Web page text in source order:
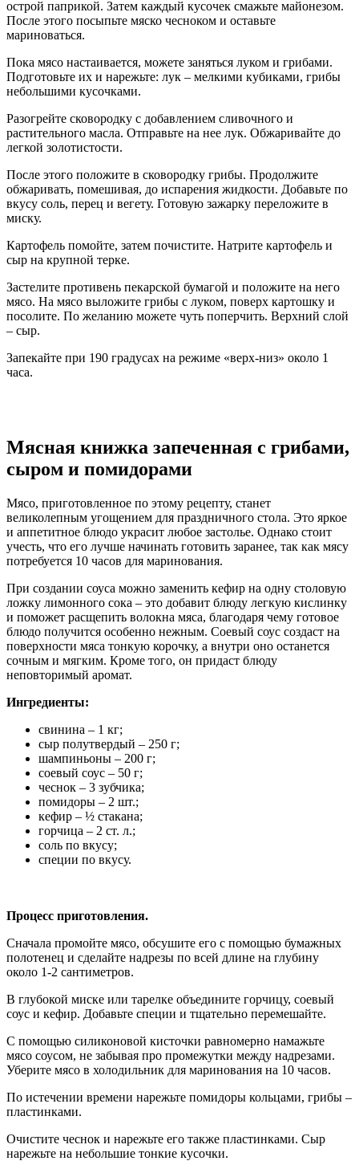
острой паприкой. Затем каждый кусочек смажьте майонезом.
После этого посыпьте мяско чесноком и оставьте
мариноваться.
Пока мясо настаивается, можете заняться луком и грибами.
Подготовьте их и нарежьте: лук – мелкими кубиками, грибы
небольшими кусочками.
Разогрейте сковородку с добавлением сливочного и
растительного масла. Отправьте на нее лук. Обжаривайте до
легкой золотистости.
После этого положите в сковородку грибы. Продолжите
обжаривать, помешивая, до испарения жидкости. Добавьте по
вкусу соль, перец и вегету. Готовую зажарку переложите в
миску.
Картофель помойте, затем почистите. Натрите картофель и
сыр на крупной терке.
Застелите противень пекарской бумагой и положите на него
мясо. На мясо выложите грибы с луком, поверх картошку и
посолите. По желанию можете чуть поперчить. Верхний слой
– сыр.
Запекайте при 190 градусах на режиме «верх-низ» около 1
часа.
Мясная книжка запеченная с грибами,
сыром и помидорами
Мясо, приготовленное по этому рецепту, станет
великолепным угощением для праздничного стола. Это яркое
и аппетитное блюдо украсит любое застолье. Однако стоит
учесть, что его лучше начинать готовить заранее, так как мясу
потребуется 10 часов для маринования.
При создании соуса можно заменить кефир на одну столовую
ложку лимонного сока – это добавит блюду легкую кислинку
и поможет расщепить волокна мяса, благодаря чему готовое
блюдо получится особенно нежным. Соевый соус создаст на
поверхности мяса тонкую корочку, а внутри оно останется
сочным и мягким. Кроме того, он придаст блюду
неповторимый аромат.
Ингредиенты:
свинина – 1 кг;
сыр полутвердый – 250 г;
шампиньоны – 200 г;
соевый соус – 50 г;
чеснок – 3 зубчика;
помидоры – 2 шт.;
кефир – ½ стакана;
горчица – 2 ст. л.;
соль по вкусу;
специи по вкусу.
Процесс приготовления.
Сначала промойте мясо, обсушите его с помощью бумажных
полотенец и сделайте надрезы по всей длине на глубину
около 1-2 сантиметров.
В глубокой миске или тарелке объедините горчицу, соевый
соус и кефир. Добавьте специи и тщательно перемешайте.
С помощью силиконовой кисточки равномерно намажьте
мясо соусом, не забывая про промежутки между надрезами.
Уберите мясо в холодильник для маринования на 10 часов.
По истечении времени нарежьте помидоры кольцами, грибы –
пластинками.
Очистите чеснок и нарежьте его также пластинками. Сыр
нарежьте на небольшие тонкие кусочки.